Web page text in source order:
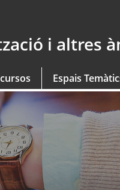
i altres
Espais